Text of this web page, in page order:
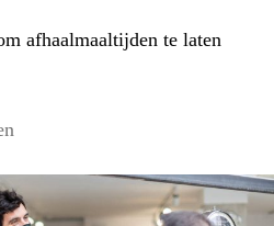
afhaalmaaltijden te laten